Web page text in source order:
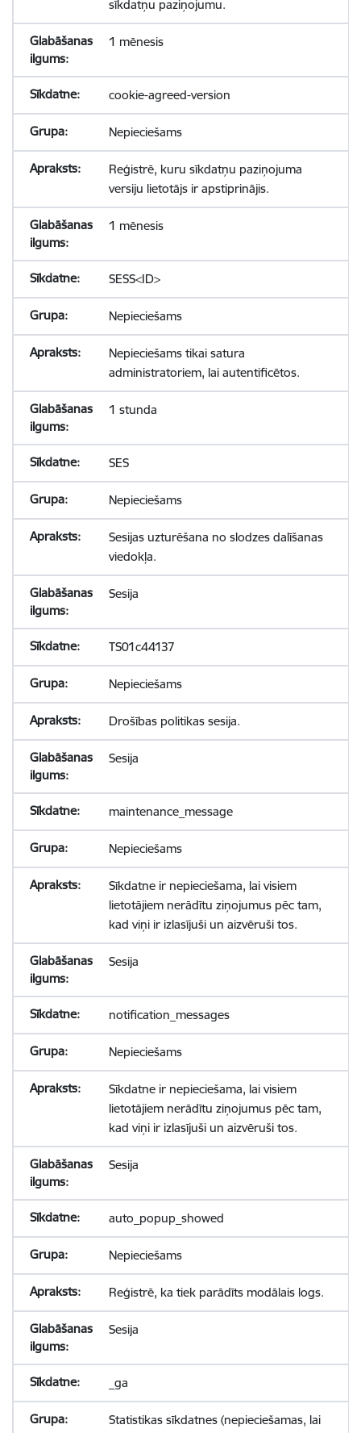
sīkdatņu paziņojumu.
1 mēnesis
cookie-agreed-version
Nepieciešams
Reģistrē, kuru sīkdatņu paziņojuma
versiju lietotājs ir apstiprinājis.
1 mēnesis
SESS<ID>
Nepieciešams
Nepieciešams tikai satura
administratoriem, lai autentificētos.
1 stunda
SES
Nepieciešams
Sesijas uzturēšana no slodzes dalīšanas
viedokļa.
Sesija
TS01c44137
Nepieciešams
Drošības politikas sesija.
Sesija
maintenance_message
Nepieciešams
Sīkdatne ir nepieciešama, lai visiem
lietotājiem nerādītu ziņojumus pēc tam,
kad viņi ir izlasījuši un aizvēruši tos.
Sesija
notification_messages
Nepieciešams
Sīkdatne ir nepieciešama, lai visiem
lietotājiem nerādītu ziņojumus pēc tam,
kad viņi ir izlasījuši un aizvēruši tos.
Sesija
auto_popup_showed
Nepieciešams
Reģistrē, ka tiek parādīts modālais logs.
Sesija
_ga
Statistikas sīkdatnes (nepieciešamas, lai